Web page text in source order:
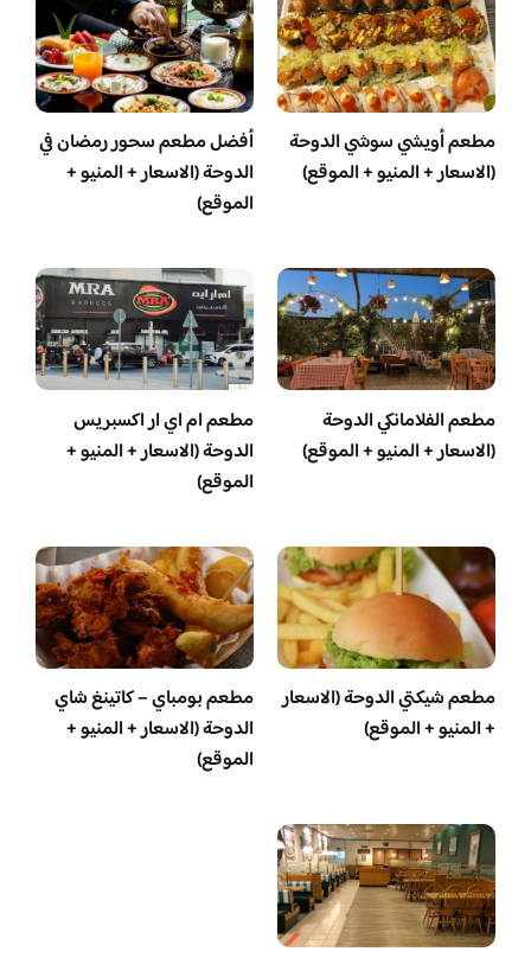
مطعم أويشي سوشي الدوحة
(الاسعار + المنيو + الموقع)
أفضل مطعم سحور رمضان في
الدوحة (الاسعار + المنيو +
الموقع)
مطعم الفلامانكي الدوحة
(الاسعار + المنيو + الموقع)
مطعم ام اي ار اكسبريس
الدوحة (الاسعار + المنيو +
الموقع)
مطعم شيكتي الدوحة (الاسعار
+ المنيو + الموقع)
مطعم بومباي – كاتينغ شاي
الدوحة (الاسعار + المنيو +
الموقع)